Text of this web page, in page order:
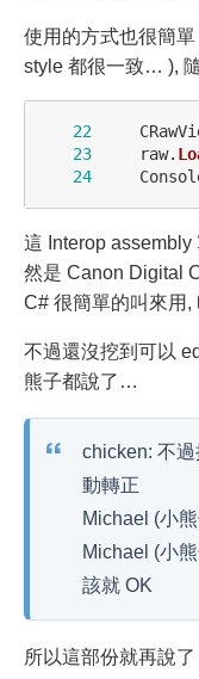
使用的方式也很簡
style 都很一致… ),
22
23
raw.
24
這 Interop
然是 Canon Digital
C# 很簡單的叫來用
不過還沒挖到可以
熊子都說了…
chicken: 不
動轉正
Michael (小
Michael (小
該就 OK
所以這部份就再說